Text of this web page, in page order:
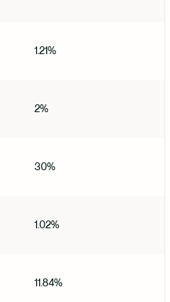
1.21%
2%
30%
1.02%
11.84%